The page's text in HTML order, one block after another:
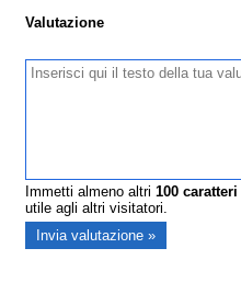
Valutazione
Immetti almeno altri100 caratteri
utile agli altri visitatori.